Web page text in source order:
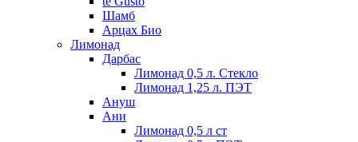
Шамб
Арцах Био
Лимонад
Дарбас
Лимонад 0,5 л. Стекло
Лимонад 1,25 л. ПЭТ
Ануш
Ани
Лимонад 0,5 л ст